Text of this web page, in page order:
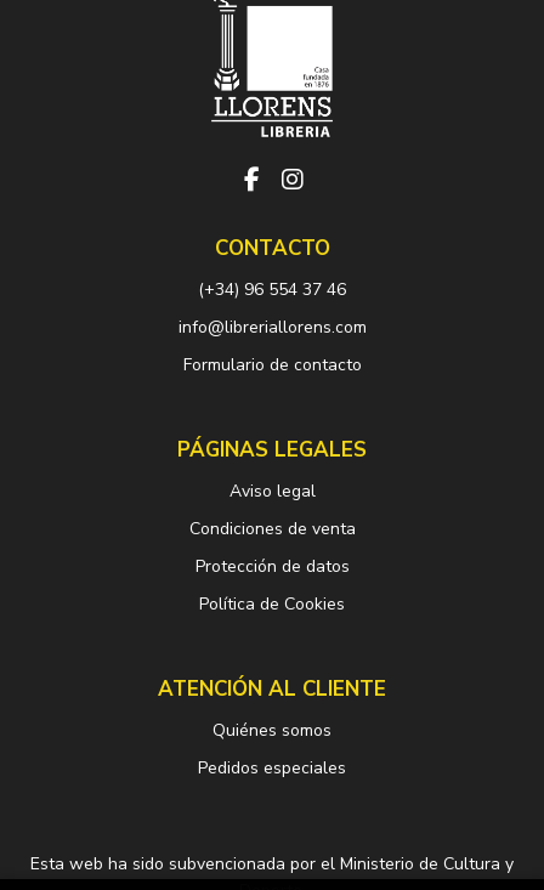
CONTACTO
(+34) 96 554 37 46
info@libreriallorens.com
Formulario de contacto
PÁGINAS LEGALES
Aviso legal
Condiciones de venta
Protección de datos
Política de Cookies
ATENCIÓN AL CLIENTE
Quiénes somos
Pedidos especiales
Esta web ha sido subvencionada por el Ministerio de Cultura y